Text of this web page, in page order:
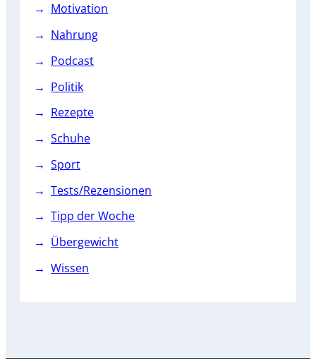
Motivation
Nahrung
Podcast
Politik
Rezepte
Schuhe
Sport
Tests/Rezensionen
Tipp der Woche
Übergewicht
Wissen